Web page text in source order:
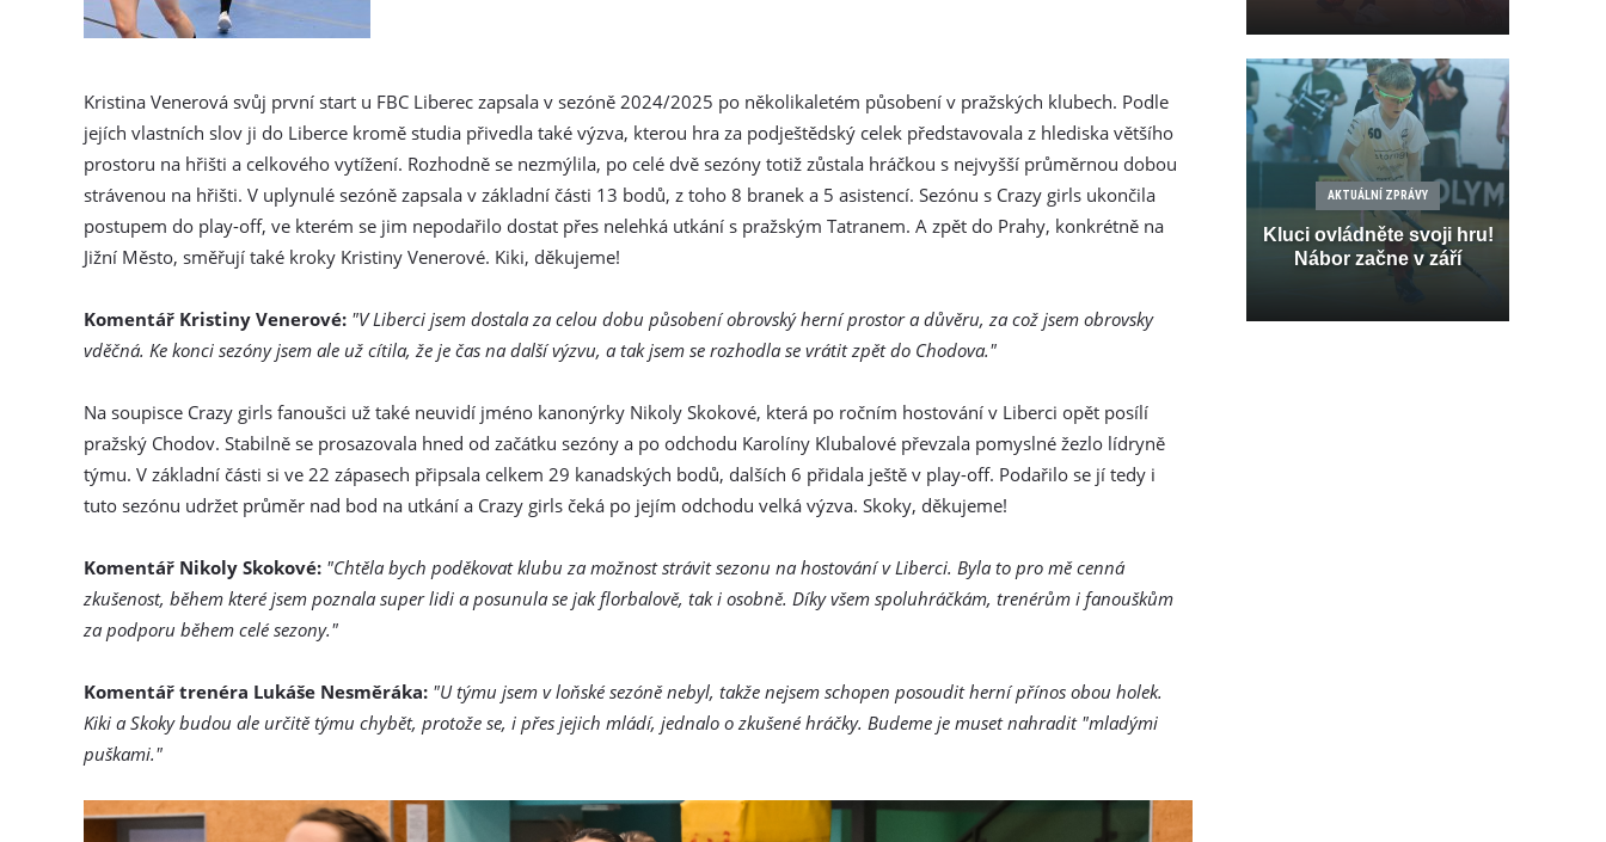
Kristina Venerová svůj první start u FBC Liberec zapsala v sezóně 2024/2025 po několikaletém působení v pražských klubech. Podle
jejích vlastních slov ji do Liberce kromě studia přivedla také výzva, kterou hra za podještědský celek představovala z hlediska většího
prostoru na hřišti a celkového vytížení. Rozhodně se nezmýlila, po celé dvě sezóny totiž zůstala hráčkou s nejvyšší průměrnou dobou
strávenou na hřišti. V uplynulé sezóně zapsala v základní části 13 bodů, z toho 8 branek a 5 asistencí. Sezónu s Crazy girls ukončila
postupem do play-off, ve kterém se jim nepodařilo dostat přes nelehká utkání s pražským Tatranem. A zpět do Prahy, konkrétně na
Jižní Město, směřují také kroky Kristiny Venerové. Kiki, děkujeme!
Komentář Kristiny Venerové: "V Liberci jsem dostala za celou dobu působení obrovský herní prostor a důvěru, za což jsem obrovsky
vděčná. Ke konci sezóny jsem ale už cítila, že je čas na další výzvu, a tak jsem se rozhodla se vrátit zpět do Chodova."
Na soupisce Crazy girls fanoušci už také neuvidí jméno kanonýrky Nikoly Skokové, která po ročním hostování v Liberci opět posílí
pražský Chodov. Stabilně se prosazovala hned od začátku sezóny a po odchodu Karolíny Klubalové převzala pomyslné žezlo lídryně
týmu. V základní části si ve 22 zápasech připsala celkem 29 kanadských bodů, dalších 6 přidala ještě v play-off. Podařilo se jí tedy i
tuto sezónu udržet průměr nad bod na utkání a Crazy girls čeká po jejím odchodu velká výzva. Skoky, děkujeme!
Komentář Nikoly Skokové: "Chtěla bych poděkovat klubu za možnost strávit sezonu na hostování v Liberci. Byla to pro mě cenná
zkušenost, během které jsem poznala super lidi a posunula se jak florbalově, tak i osobně. Díky všem spoluhráčkám, trenérům i fanouškům
za podporu během celé sezony."
Komentář trenéra Lukáše Nesměráka: "U týmu jsem v loňské sezóně nebyl, takže nejsem schopen posoudit herní přínos obou holek.
Kiki a Skoky budou ale určitě týmu chybět, protože se, i přes jejich mládí, jednalo o zkušené hráčky. Budeme je muset nahradit "mladými
puškami."
AKTUÁLNÍ ZPRÁVY
Kluci ovládněte svoji hru!
Nábor začne v září